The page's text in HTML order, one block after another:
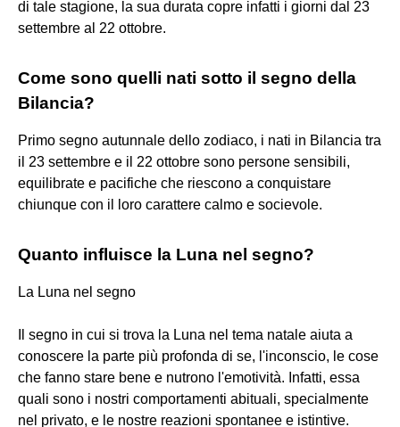
di tale stagione, la sua durata copre infatti i giorni dal 23
settembre al 22 ottobre.
Come sono quelli nati sotto il segno della
Bilancia?
Primo segno autunnale dello zodiaco, i nati in Bilancia tra
il 23 settembre e il 22 ottobre sono persone sensibili,
equilibrate e pacifiche che riescono a conquistare
chiunque con il loro carattere calmo e socievole.
Quanto influisce la Luna nel segno?
La Luna nel segno
Il segno in cui si trova la Luna nel tema natale aiuta a
conoscere la parte più profonda di se, l'inconscio, le cose
che fanno stare bene e nutrono l'emotività. Infatti, essa
quali sono i nostri comportamenti abituali, specialmente
nel privato, e le nostre reazioni spontanee e istintive.